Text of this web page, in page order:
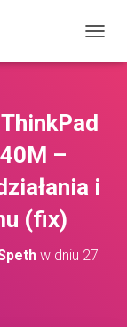
–
i
(fix)
w dniu 27